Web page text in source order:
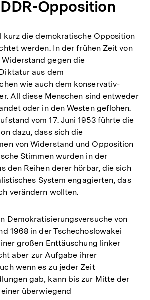
Opposition
kurz die demokratische Opposition
werden. In der frühen Zeit von
gegen die
aus dem
wie auch dem konservativ-
All diese Menschen sind entweder
oder in den Westen geflohen.
vom 17. Juni 1953 führte die
dazu, dass sich die
von Widerstand und Opposition
Stimmen wurden in der
den Reihen derer hörbar, die sich
System engagierten, das
verändern wollten.
Demokratisierungsversuche von
1968 in der Tschechoslowakei
großen Enttäuschung linker
aber zur Aufgabe ihrer
wenn es zu jeder Zeit
gab, kann bis zur Mitte der
überwiegend